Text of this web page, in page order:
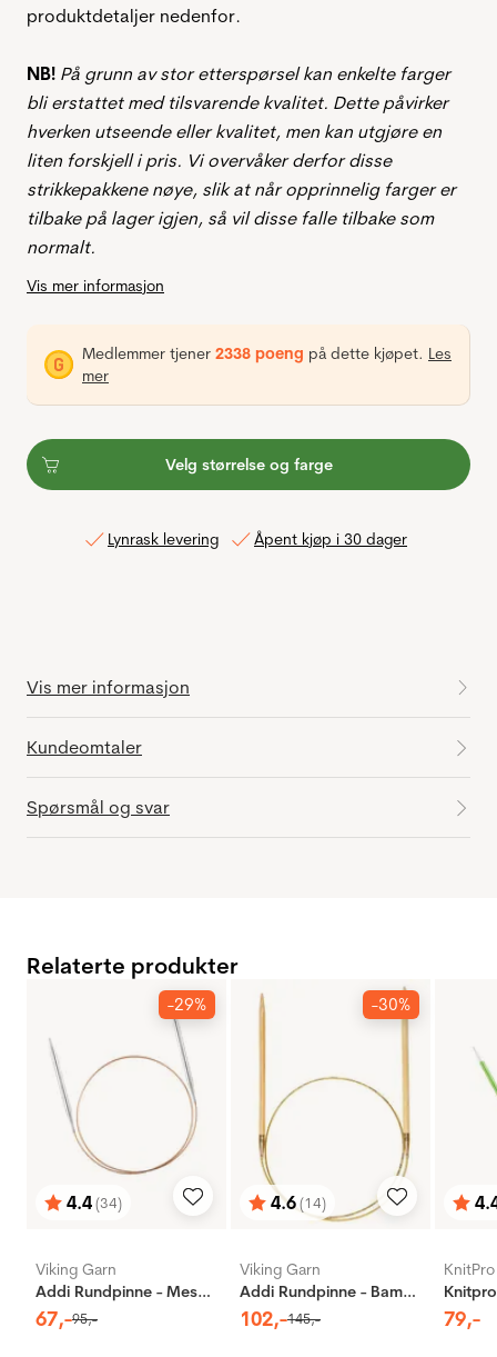
produktdetaljer nedenfor.
NB! På grunn av stor etterspørsel kan enkelte farger
bli erstattet med tilsvarende kvalitet. Dette påvirker
hverken utseende eller kvalitet, men kan utgjøre en
liten forskjell i pris. Vi overvåker derfor disse
strikkepakkene nøye, slik at når opprinnelig farger er
tilbake på lager igjen, så vil disse falle tilbake som
normalt.
Vis mer informasjon
Medlemmer tjener 2338 poeng på dette kjøpet. Les
mer
Velg størrelse og farge
Lynrask levering Åpent kjøp i 30 dager
Vis mer informasjon
Kundeomtaler
Spørsmål og svar
Relaterte produkter
-29%
Karakter:
4.4(34)
av 5 mulige
Viking Garn
Addi Rundpinne - Messing
67,-95,-
-30%
Karakter:
4.6(14)
av 5 mulige
Viking Garn
Addi Rundpinne - Bambus
102,-145,-
av 5
KnitPro
79,-